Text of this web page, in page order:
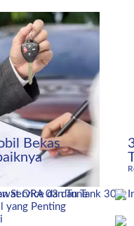
ORA 03 dan Tank 300,
Bekas
Service dan Tune
yang Penting